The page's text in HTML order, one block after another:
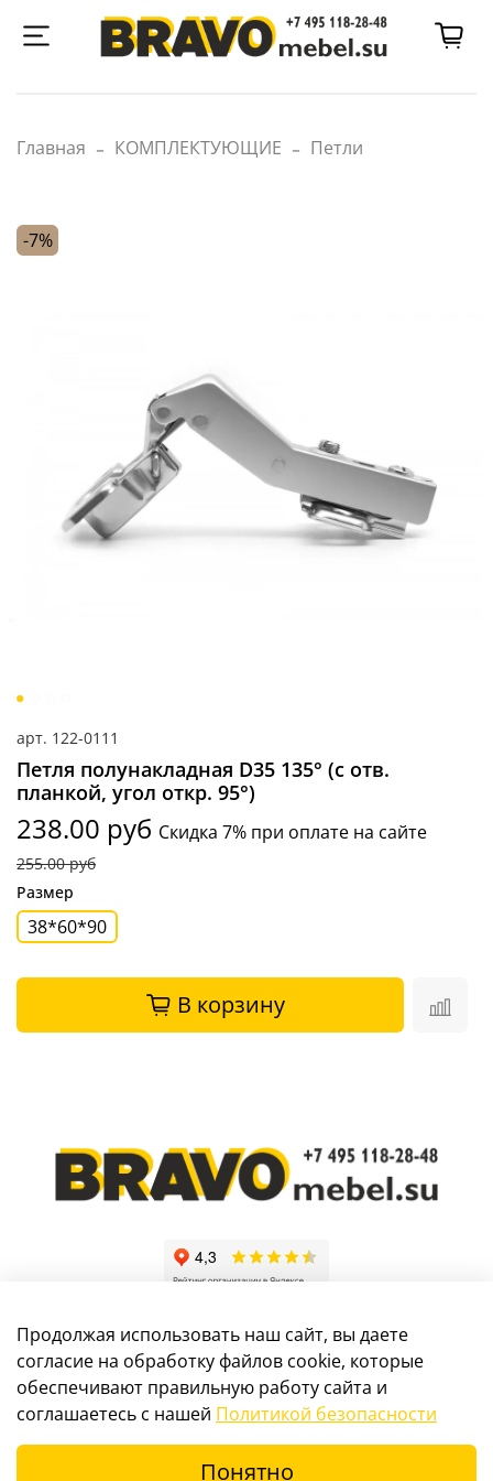
Главная КОМПЛЕКТУЮЩИЕ Петли
-7%
арт. 122-0111
Петля полунакладная D35 135° (с отв.
планкой, угол откр. 95°)
238.00 руб Скидка 7% при оплате на сайте
255.00 руб
Размер
38*60*90
В корзину
Информация, размещенная на сайте, не является
Продолжая использовать наш сайт, вы даете
согласие на обработку файлов cookie, которые
обеспечивают правильную работу сайта и
соглашаетесь с нашей Политикой безопасности
Понятно